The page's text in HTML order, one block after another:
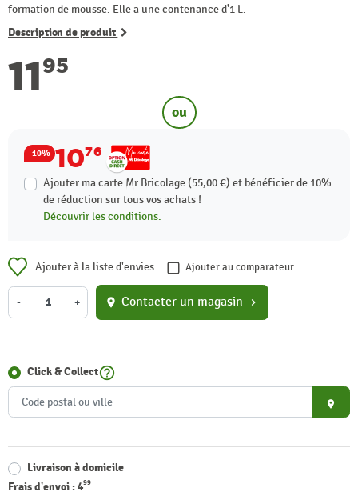
formation de mousse. Elle a une contenance d'1 L.
Description de produit
1195
ou
-10% 1076
Ajouter ma carte Mr.Bricolage (55,00 €) et bénéficier de 10%
de réduction sur tous vos achats !
Découvrir les conditions.
Ajouter à la liste d'envies Ajouter au comparateur
- + location_on Contacter un magasin chevron_right
Click & Collecthelp_outline
place
Livraison à domicile
Frais d'envoi :499